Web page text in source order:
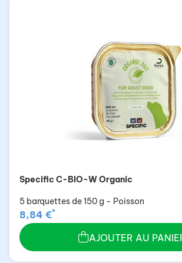
Specific C-BIO-W Organic
5 barquettes de 150 g - Poisson
8,84 €*
AJOUTER AU